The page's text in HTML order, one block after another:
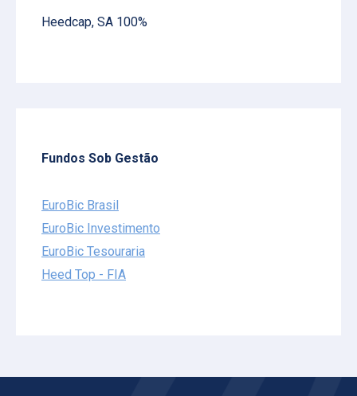
Heedcap, SA 100%
Fundos Sob Gestão
EuroBic Brasil
EuroBic Investimento
EuroBic Tesouraria
Heed Top - FIA